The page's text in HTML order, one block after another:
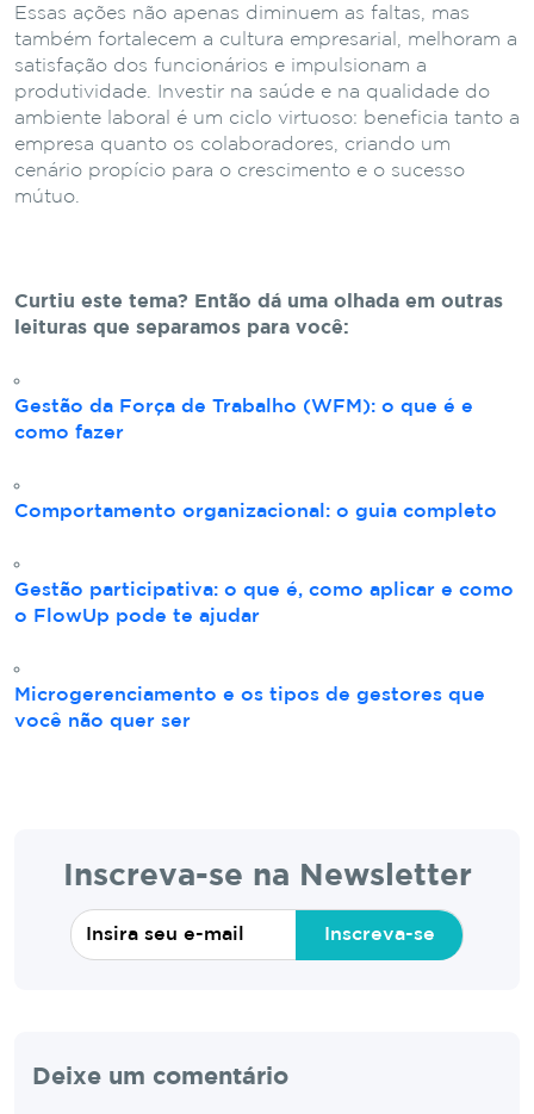
Essas ações não apenas diminuem as faltas, mas
também fortalecem a cultura empresarial, melhoram a
satisfação dos funcionários e impulsionam a
produtividade. Investir na saúde e na qualidade do
ambiente laboral é um ciclo virtuoso: beneficia tanto a
empresa quanto os colaboradores, criando um
cenário propício para o crescimento e o sucesso
mútuo.
Curtiu este tema? Então dá uma olhada em outras
leituras que separamos para você:
Gestão da Força de Trabalho (WFM): o que é e
como fazer
Comportamento organizacional: o guia completo
Gestão participativa: o que é, como aplicar e como
o FlowUp pode te ajudar
Microgerenciamento e os tipos de gestores que
você não quer ser
Inscreva-se na Newsletter
Inscreva-se
Deixe um comentário